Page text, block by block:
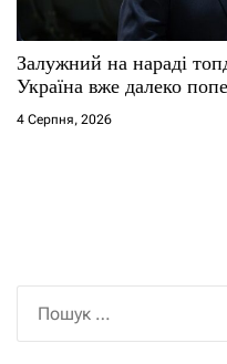
Залужний на нараді
Україна вже далеко
4 Серпня, 2026